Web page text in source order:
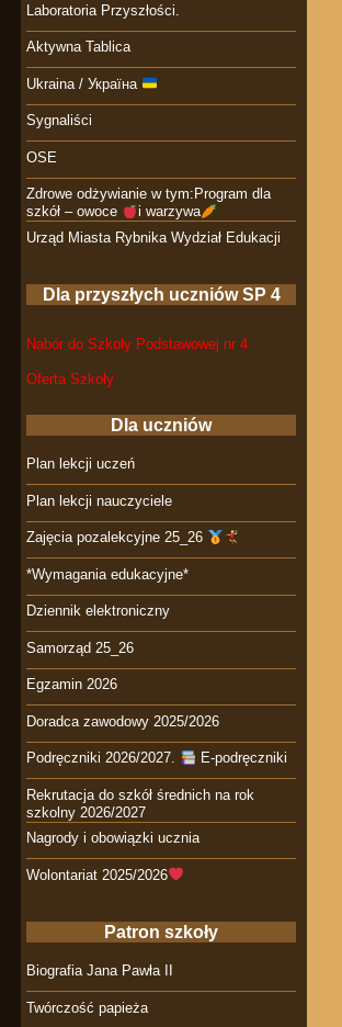
Laboratoria Przyszłości.
Aktywna Tablica
Ukraina / Україна
Sygnaliści
OSE
Zdrowe odżywianie w tym:Program dla
szkół – owoce
i warzywa
Urząd Miasta Rybnika Wydział Edukacji
Dla przyszłych uczniów SP 4
Nabór do Szkoły Podstawowej nr 4
Oferta Szkoły
Dla uczniów
Plan lekcji uczeń
Plan lekcji nauczyciele
Zajęcia pozalekcyjne 25_26
*Wymagania edukacyjne*
Dziennik elektroniczny
Samorząd 25_26
Egzamin 2026
Doradca zawodowy 2025/2026
Podręczniki 2026/2027. E-podręczniki
Rekrutacja do szkół średnich na rok
szkolny 2026/2027
Nagrody i obowiązki ucznia
Wolontariat 2025/2026
Patron szkoły
Biografia Jana Pawła II
Twórczość papieża